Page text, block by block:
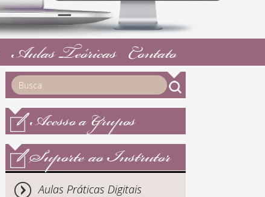
Aulas TeóricasContato
Acesso a Grupos
Suporte ao Instrutor
Aulas Práticas Digitais